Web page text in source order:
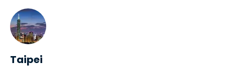
Taipei